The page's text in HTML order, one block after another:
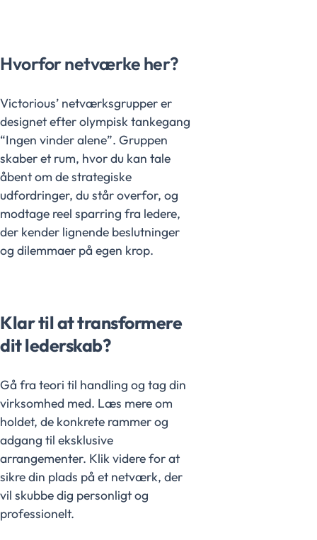
Hvorfor netværke her?
Victorious’ netværksgrupper er
designet efter olympisk tankegang
“Ingen vinder alene”. Gruppen
skaber et rum, hvor du kan tale
åbent om de strategiske
udfordringer, du står overfor, og
modtage reel sparring fra ledere,
der kender lignende beslutninger
og dilemmaer på egen krop.
Klar til at transformere
dit lederskab?
Gå fra teori til handling og tag din
virksomhed med. Læs mere om
holdet, de konkrete rammer og
adgang til eksklusive
arrangementer. Klik videre for at
sikre din plads på et netværk, der
vil skubbe dig personligt og
professionelt.